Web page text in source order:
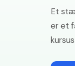
Et
er et